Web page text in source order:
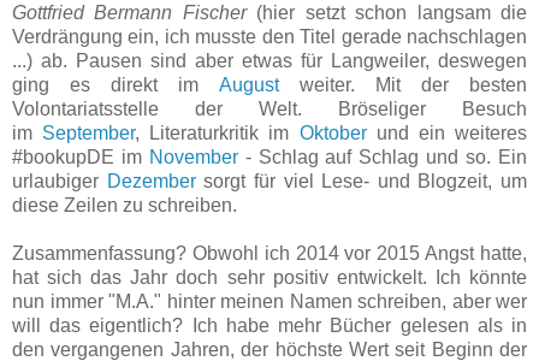
Gottfried Bermann Fischer (hier setzt schon langsam die
Verdrängung ein, ich musste den Titel gerade nachschlagen
...) ab. Pausen sind aber etwas für Langweiler, deswegen
ging es direkt im Augustweiter. Mit der besten
Volontariatsstelle der Welt. Bröseliger Besuch
im September, Literaturkritik im Oktoberund ein weiteres
#bookupDE im November- Schlag auf Schlag und so. Ein
urlaubiger Dezembersorgt für viel Lese- und Blogzeit, um
diese Zeilen zu schreiben.
Zusammenfassung? Obwohl ich 2014 vor 2015 Angst hatte,
hat sich das Jahr doch sehr positiv entwickelt. Ich könnte
nun immer "M.A." hinter meinen Namen schreiben, aber wer
will das eigentlich? Ich habe mehr Bücher gelesen als in
den vergangenen Jahren, der höchste Wert seit Beginn der